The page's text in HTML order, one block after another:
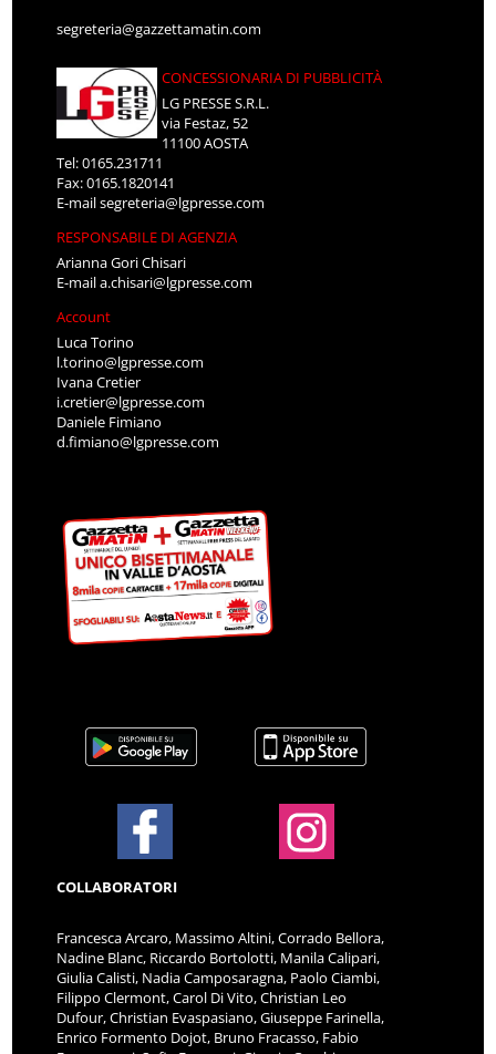
segreteria@gazzettamatin.com
CONCESSIONARIA DI PUBBLICITÀ
LG PRESSE S.R.L.
via Festaz, 52
11100 AOSTA
Tel: 0165.231711
Fax: 0165.1820141
E-mailsegreteria@lgpresse.com
RESPONSABILE DI AGENZIA
Arianna Gori Chisari
E-maila.chisari@lgpresse.com
Account
Luca Torino
l.torino@lgpresse.com
Ivana Cretier
i.cretier@lgpresse.com
Daniele Fimiano
d.fimiano@lgpresse.com
COLLABORATORI
Francesca Arcaro, Massimo Altini, Corrado Bellora,
Nadine Blanc, Riccardo Bortolotti, Manila Calipari,
Giulia Calisti, Nadia Camposaragna, Paolo Ciambi,
Filippo Clermont, Carol Di Vito, Christian Leo
Dufour, Christian Evaspasiano, Giuseppe Farinella,
Enrico Formento Dojot, Bruno Fracasso, Fabio